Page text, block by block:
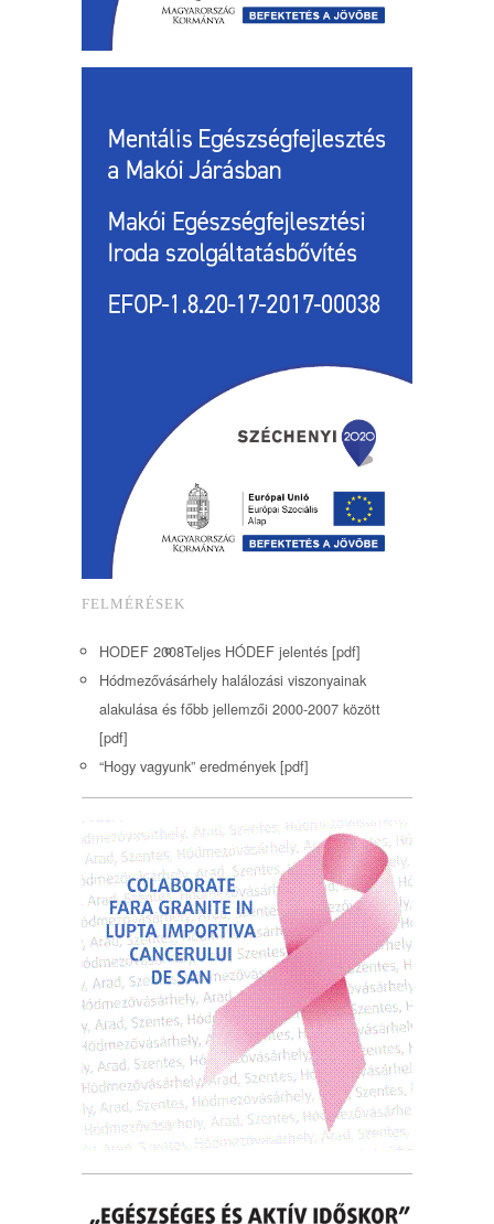
FELMÉRÉSEK
HODEF 2008Teljes HÓDEF jelentés [pdf]
Hódmezővásárhely halálozási viszonyainak
alakulása és főbb jellemzői 2000-2007 között
[pdf]
“Hogy vagyunk” eredmények [pdf]